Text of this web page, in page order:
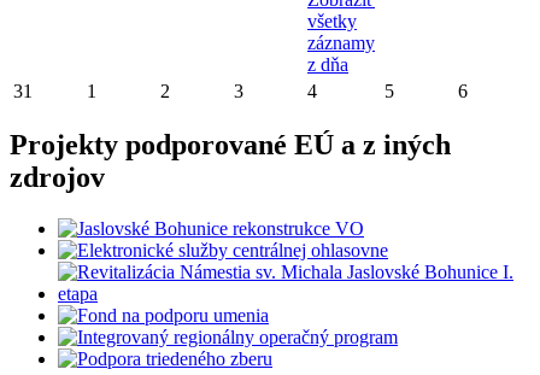
všetky
záznamy
z dňa
31 1 2 3 4 5 6
Projekty podporované EÚ a z iných
zdrojov